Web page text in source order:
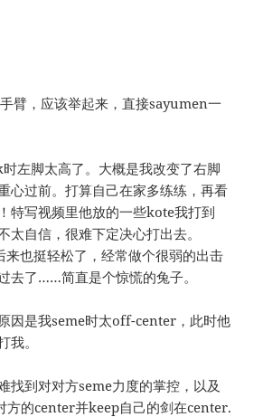
臂，应该举起来，直接sayumen一
左脚太高了。大概是我改变了右脚
心过前。打算自己在家多练练，再看
特写视频里他放的一些kote我打到
太自信，很难下定决心打出去。
也挺轻松了，经常做个很弱的出击
去了……简直是个惊慌的兔子。
因是我seme时太off-center，此时他
我。
找到对对方seme力度的掌控，以及
方的center并keep自己的剑在center.